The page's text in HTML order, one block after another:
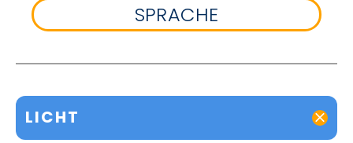
SPRACHE
LICHT